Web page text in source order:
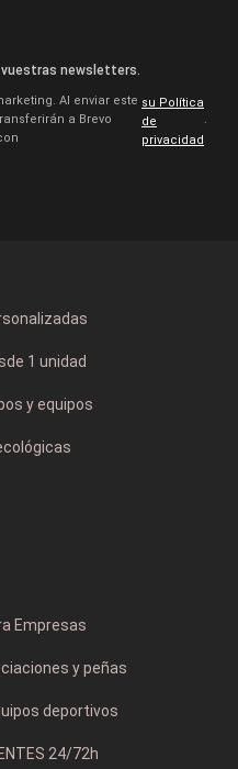
newsletters.
Al enviar este
a Brevo
su Política
de
privacidad
.
1 unidad
y equipos
Empresas
y peñas
deportivos
24/72h